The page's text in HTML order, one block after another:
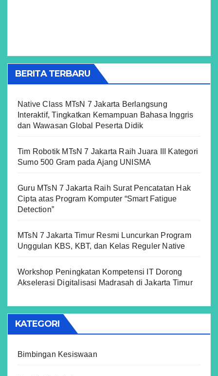
BERITA TERBARU
Native Class MTsN 7 Jakarta Berlangsung
Interaktif, Tingkatkan Kemampuan Bahasa Inggris
dan Wawasan Global Peserta Didik
Tim Robotik MTsN 7 Jakarta Raih Juara III Kategori
Sumo 500 Gram pada Ajang UNISMA
Guru MTsN 7 Jakarta Raih Surat Pencatatan Hak
Cipta atas Program Komputer “Smart Fatigue
Detection”
MTsN 7 Jakarta Timur Resmi Luncurkan Program
Unggulan KBS, KBT, dan Kelas Reguler Native
Workshop Peningkatan Kompetensi IT Dorong
Akselerasi Digitalisasi Madrasah di Jakarta Timur
KATEGORI
Bimbingan Kesiswaan